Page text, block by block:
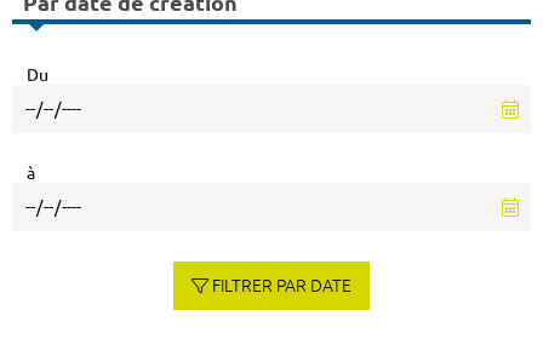
Du
à
FILTRER PAR DATE